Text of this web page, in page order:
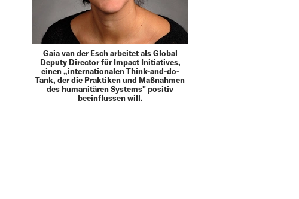
Gaia van der Esch arbeitet als Global
Deputy Director für Impact Initiatives,
einen „internationalen Think-and-do-
Tank, der die Praktiken und Maßnahmen
des humanitären Systems" positiv
beeinflussen will.